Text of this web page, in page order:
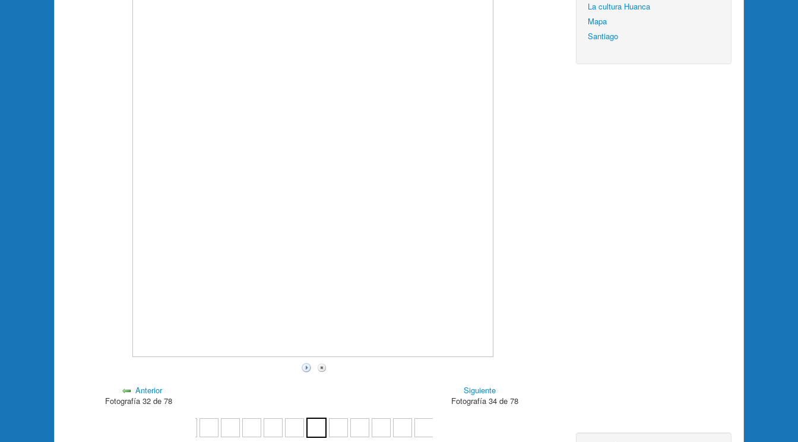
Anterior
Fotografía 32 de 78
Siguiente
Fotografía 34 de 78
La cultura Huanca
Mapa
Santiago